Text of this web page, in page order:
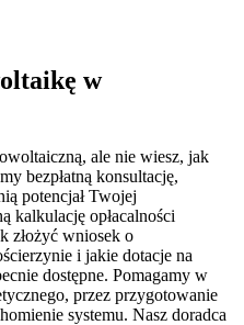
w
ale nie wiesz, jak
bezpłatną konsultację,
potencjał Twojej
kalkulację opłacalności
złożyć wniosek o
i jakie dotacje na
dostępne. Pomagamy w
przez przygotowanie
systemu. Nasz doradca